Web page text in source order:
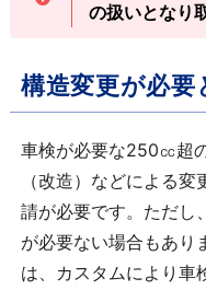
の扱いとなり
構造変更が必要
車検が必要な250㏄超
（改造）などによる
請が必要です。ただし
が必要ない場合もあり
は、カスタムにより車